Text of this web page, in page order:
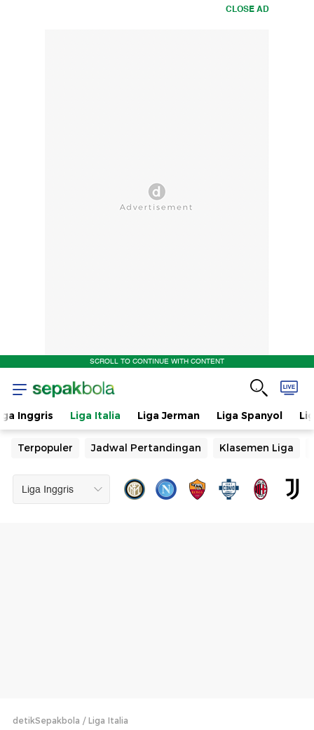
CLOSE AD
SCROLL TO CONTINUE WITH CONTENT
Inggris Liga Italia Liga Jerman Liga Spanyol
Terpopuler Jadwal Pertandingan Klasemen Liga
detikSepakbola Liga Italia